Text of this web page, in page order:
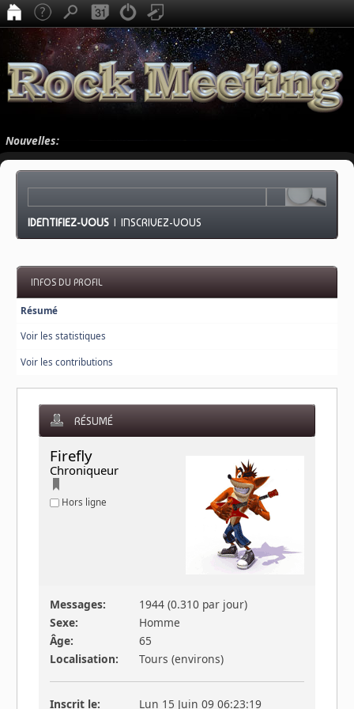
Nouvelles:
IDENTIFIEZ-VOUS |INSCRIVEZ-VOUS
INFOS DU PROFIL
Résumé
Voir les statistiques
Voir les contributions
RÉSUMÉ
Firefly
Chroniqueur
Hors ligne
Messages:
1944 (0.310 par jour)
Sexe:
Homme
Âge:
65
Localisation:
Tours (environs)
Inscrit le: Lun 15 Juin 09 06:23:19